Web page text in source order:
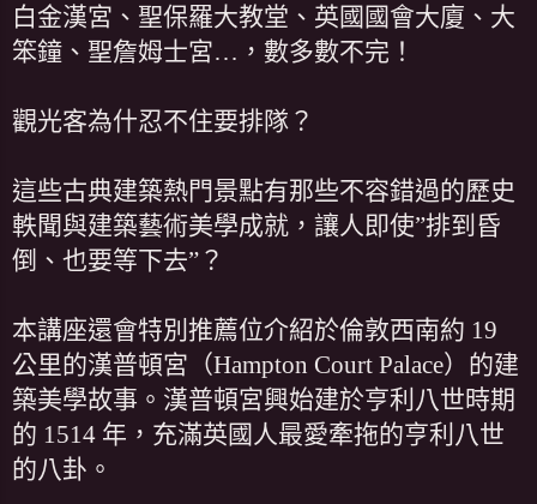
白金漢宮、聖保羅大教堂、英國國會大廈、大
笨鐘、聖詹姆士宮…，數多數不完！
觀光客為什忍不住要排隊？
這些古典建築熱門景點有那些不容錯過的歷史
軼聞與建築藝術美學成就，讓人即使”排到昏
倒、也要等下去”？
本講座還會特別推薦位介紹於倫敦西南約 19
公里的漢普頓宮（Hampton Court Palace）的建
築美學故事。漢普頓宮興始建於亨利八世時期
的 1514 年，充滿英國人最愛牽拖的亨利八世
的八卦。